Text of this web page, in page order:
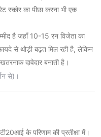
स्कोर का पीछा करना भी एक
है जहाँ 10-15 रन विजेता का
से थोड़ी बढ़त मिल रही है, लेकिन
दावेदार बनाती है।
से)।
के परिणाम की प्रतीक्षा में।